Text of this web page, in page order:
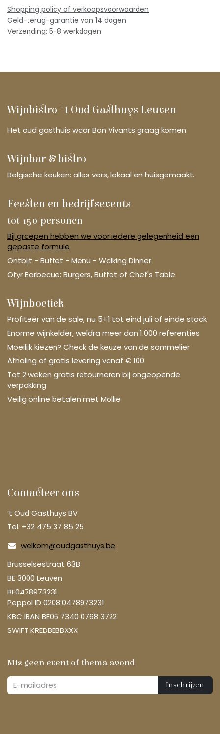
Shopping policy of verkoopsvoorwaarden
Geld-terug-garantie van 14 dagen
Verzending: 5-8 werkdagen
Wijnbistro 't Oud Gasthuys Leuven
Het oud gasthuis waar Bon Vivants graag komen
Wijnbar & bistro
Belgische keuken: alles vers, lokaal en huisgemaakt.
Feesten en bedrijfsevents
tot 150 personen
Bij groepen hebben we voor iedere gelegenheid een
gepaste formule
Ontbijt - Buffet - Menu - Walking Dinner
Ofyr Barbecue: Burgers, Buffet of Chef's Table
Wijnboetiek
Profiteer van de sale, nu 5+1 tot eind juli of einde stock
Enorme wijnkelder, weldra meer dan 1.000 referenties
Moeilijk kiezen? Check de keuze van de sommelier
Afhaling of gratis levering vanaf € 100
Tot 2 weken gratis retourneren bij ongeopende
verpakking
Veilig online betalen met Mollie
Contacteer ons
’t Oud Gasthuys BV
Tel. +32 475 37 85 25
welkom@oudgasthuys.be
Brusselsestraat 63B
BE 3000 Leuven
BE0478973231
Peppol ID 0208:0478973231
KBC IBAN BE06 7340 0768 3722
SWIFT KREDBEBBXXX
Mis geen event of thema avond
Inschrijven